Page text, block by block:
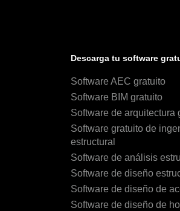
Descarga tu software
Software AEC gratuito
Software BIM gratuito
Software de arquitectura
Software gratuito de
estructural
Software de análisis
Software de diseño
Software de diseño de
Software de diseño de